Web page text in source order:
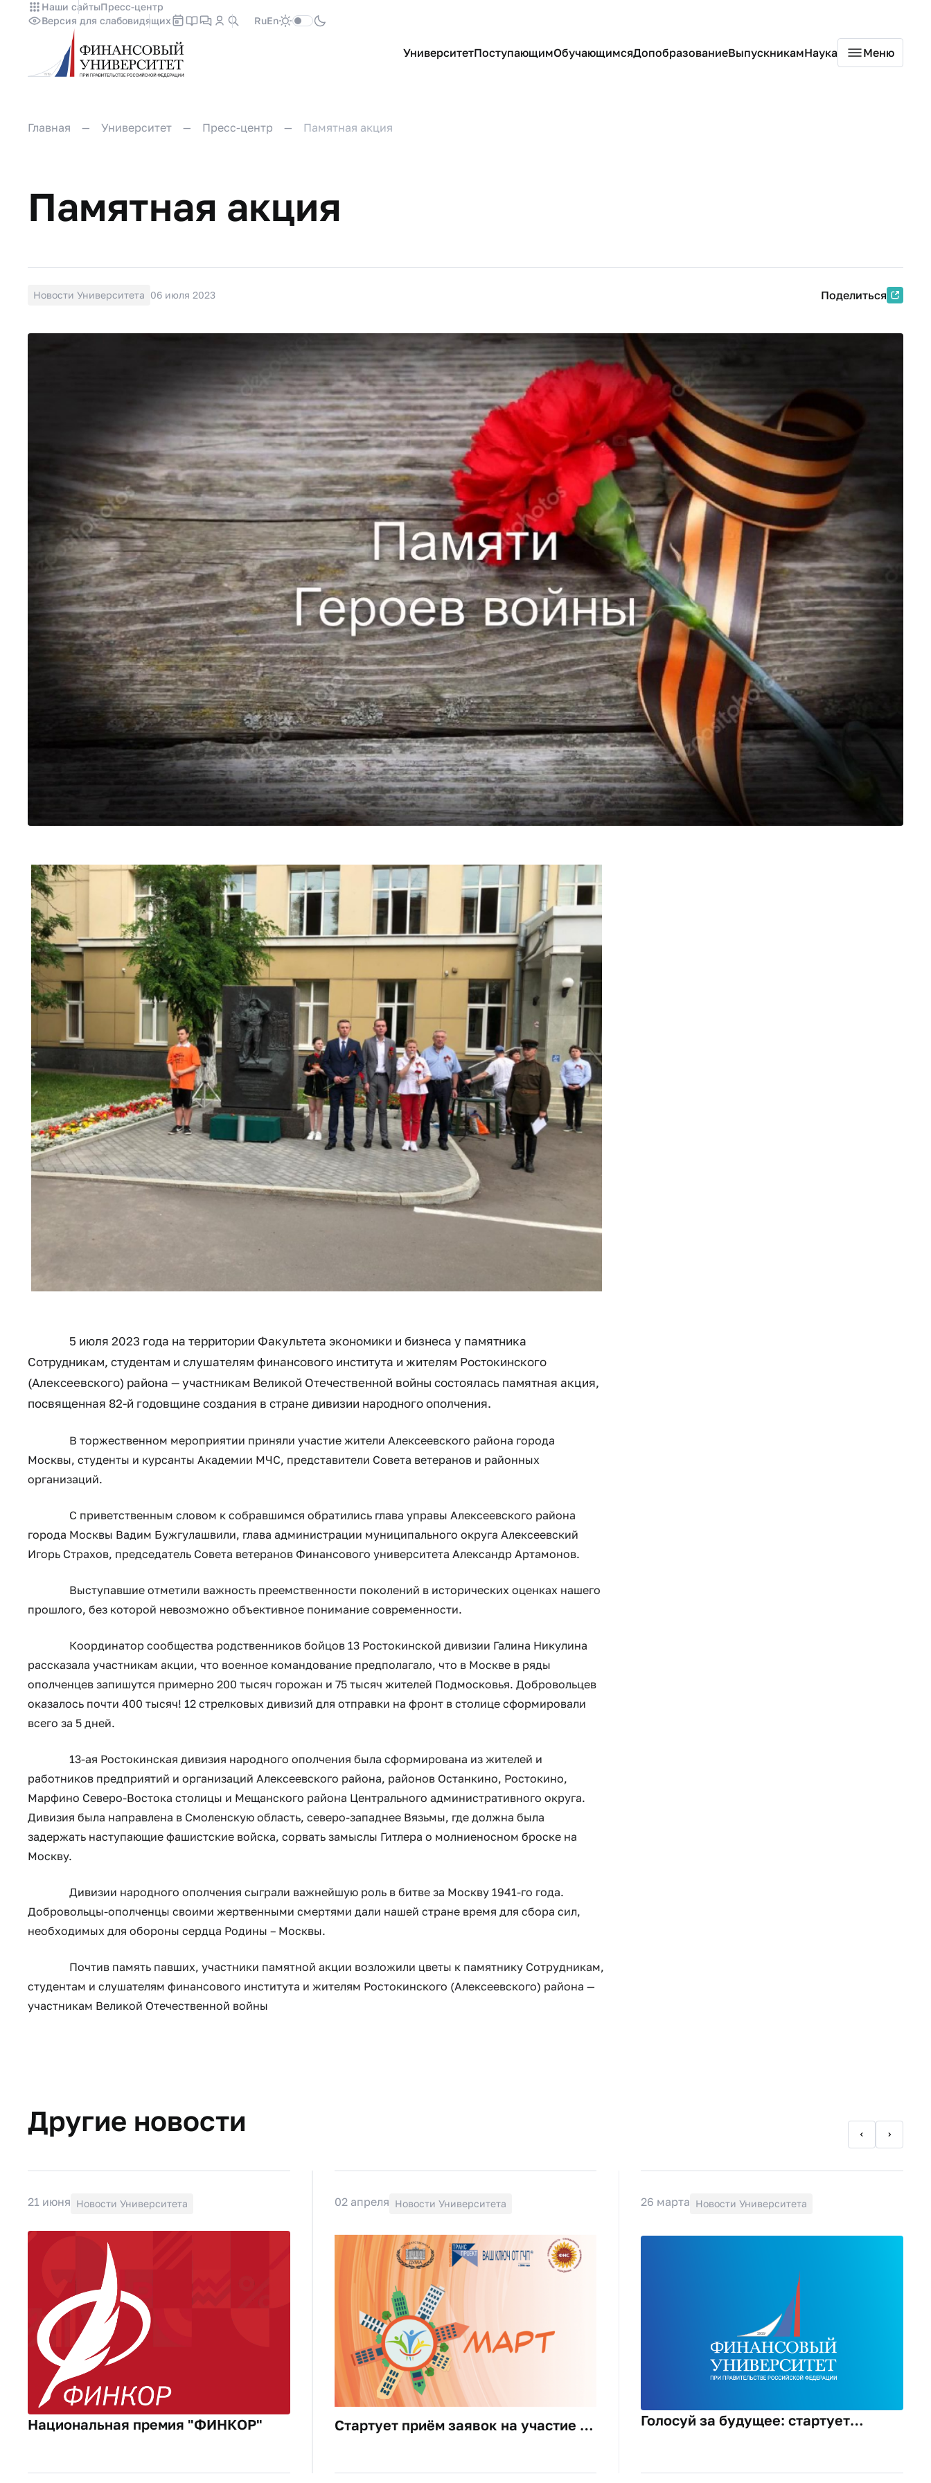
Наши сайтыПресс-центр
Версия для слабовидящих
RuEn
УниверситетПоступающимОбучающимсяДопобразованиеВыпускникамНаука Меню
Главная Университет Пресс-центр Памятная акция
Памятная акция
Новости Университета 06 июля 2023 Поделиться
5 июля 2023 года на территории Факультета экономики и бизнеса у памятника
Сотрудникам, студентам и слушателям финансового института и жителям Ростокинского
(Алексеевского) района — участникам Великой Отечественной войны состоялась памятная акция,
посвященная 82-й годовщине создания в стране дивизии народного ополчения.
В торжественном мероприятии приняли участие жители Алексеевского района города
Москвы, студенты и курсанты Академии МЧС, представители Совета ветеранов и районных
организаций.
С приветственным словом к собравшимся обратились глава управы Алексеевского района
города Москвы Вадим Бужгулашвили, глава администрации муниципального округа Алексеевский
Игорь Страхов, председатель Совета ветеранов Финансового университета Александр Артамонов.
Выступавшие отметили важность преемственности поколений в исторических оценках нашего
прошлого, без которой невозможно объективное понимание современности.
Координатор сообщества родственников бойцов 13 Ростокинской дивизии Галина Никулина
рассказала участникам акции, что военное командование предполагало, что в Москве в ряды
ополченцев запишутся примерно 200 тысяч горожан и 75 тысяч жителей Подмосковья. Добровольцев
оказалось почти 400 тысяч! 12 стрелковых дивизий для отправки на фронт в столице сформировали
всего за 5 дней.
13-ая Ростокинская дивизия народного ополчения была сформирована из жителей и
работников предприятий и организаций Алексеевского района, районов Останкино, Ростокино,
Марфино Северо-Востока столицы и Мещанского района Центрального административного округа.
Дивизия была направлена в Смоленскую область, северо-западнее Вязьмы, где должна была
задержать наступающие фашистские войска, сорвать замыслы Гитлера о молниеносном броске на
Москву.
Дивизии народного ополчения сыграли важнейшую роль в битве за Москву 1941-го года.
Добровольцы-ополченцы своими жертвенными смертями дали нашей стране время для сбора сил,
необходимых для обороны сердца Родины – Москвы.
Почтив память павших, участники памятной акции возложили цветы к памятнику Сотрудникам,
студентам и слушателям финансового института и жителям Ростокинского (Алексеевского) района —
участникам Великой Отечественной войны​
Другие новости
21 июня Новости Университета
Национальная премия "ФИНКОР"
02 апреля Новости Университета
Стартует приём заявок на участие в
26 марта Новости Университета
Голосуй за будущее: стартует